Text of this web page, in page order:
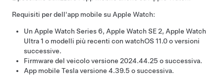
Requisiti per dell'app mobile su Apple Watch:
Un Apple Watch Series 6, Apple Watch SE 2, Apple Watch
Ultra 1 o modelli più recenti con watchOS 11.0 o versioni
successive.
Firmware del veicolo versione 2024.44.25 o successiva.
App mobile Tesla versione 4.39.5 o successiva.